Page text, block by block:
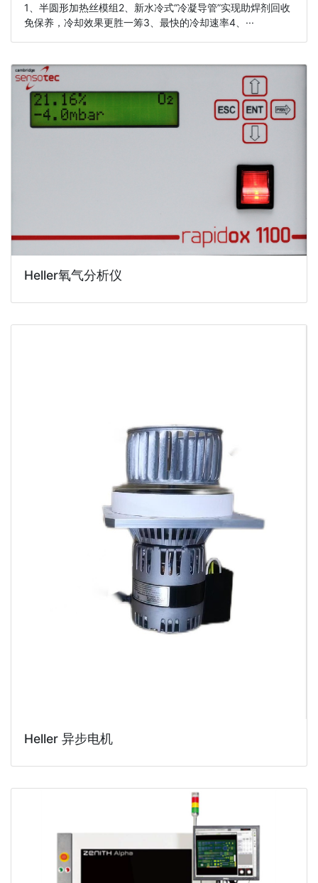
1、半圆形加热丝模组2、新水冷式“冷凝导管”实现助焊剂回收
免保养，冷却效果更胜一筹3、最快的冷却速率4、···
Heller氧气分析仪
Heller 异步电机